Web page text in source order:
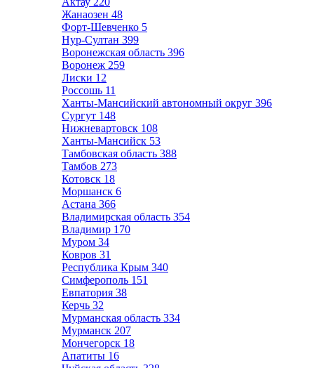
Жанаозен 48
Форт-Шевченко 5
Нур-Султан 399
Воронежская область 396
Воронеж 259
Лиски 12
Россошь 11
Ханты-Мансийский автономный округ 396
Сургут 148
Нижневартовск 108
Ханты-Мансийск 53
Тамбовская область 388
Тамбов 273
Котовск 18
Моршанск 6
Астана 366
Владимирская область 354
Владимир 170
Муром 34
Ковров 31
Республика Крым 340
Симферополь 151
Евпатория 38
Керчь 32
Мурманская область 334
Мурманск 207
Мончегорск 18
Апатиты 16